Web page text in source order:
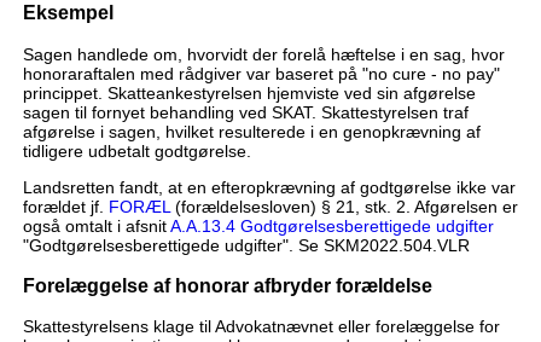
Eksempel
Sagen handlede om, hvorvidt der forelå hæftelse i en sag, hvor
honoraraftalen med rådgiver var baseret på "no cure - no pay"
princippet. Skatteankestyrelsen hjemviste ved sin afgørelse
sagen til fornyet behandling ved SKAT. Skattestyrelsen traf
afgørelse i sagen, hvilket resulterede i en genopkrævning af
tidligere udbetalt godtgørelse.
Landsretten fandt, at en efteropkrævning af godtgørelse ikke var
forældet jf. FORÆL (forældelsesloven) § 21, stk. 2. Afgørelsen er
også omtalt i afsnitA.A.13.4 Godtgørelsesberettigede udgifter
"Godtgørelsesberettigede udgifter". Se SKM2022.504.VLR
Forelæggelse af honorar afbryder forældelse
Skattestyrelsens klage til Advokatnævnet eller forelæggelse for